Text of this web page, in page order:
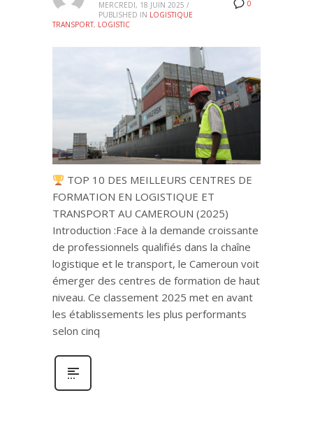
0
MERCREDI, 18 JUIN 2025 /
PUBLISHED IN LOGISTIQUE
TRANSPORT, LOGISTIC
TOP 10 DES MEILLEURS CENTRES DE
FORMATION EN LOGISTIQUE ET
TRANSPORT AU CAMEROUN (2025)
Introduction :Face à la demande croissante
de professionnels qualifiés dans la chaîne
logistique et le transport, le Cameroun voit
émerger des centres de formation de haut
niveau. Ce classement 2025 met en avant
les établissements les plus performants
selon cinq